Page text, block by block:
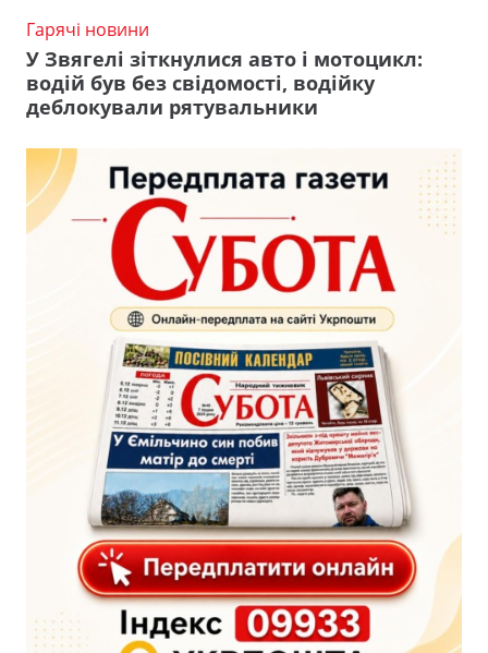
Гарячі новини
У Звягелі зіткнулися авто і мотоцикл:
водій був без свідомості, водійку
деблокували рятувальники